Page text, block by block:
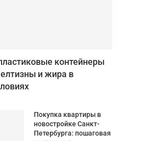
контейнеры
и жира в
Покупка квартиры в
новостройке Санкт-
Петербурга: пошаговая